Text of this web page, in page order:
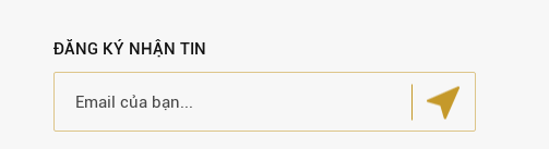
ĐĂNG KÝ NHẬN TIN